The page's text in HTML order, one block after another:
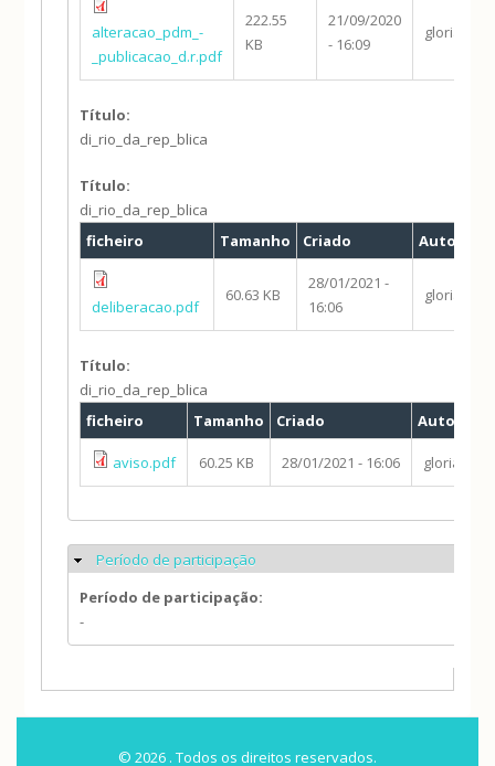
alteracao_pdm_-
_publicacao_d.r.pdf
222.55
KB
21/09/2020
- 16:09
Título:
di_rio_da_rep_blica
Título:
di_rio_da_rep_blica
ficheiro
Tamanho Criado Autor
deliberacao.pdf
60.63 KB
28/01/2021 -
16:06
Título:
di_rio_da_rep_blica
ficheiro
Tamanho Criado Autor
aviso.pdf 60.25 KB 28/01/2021 - 16:06
Ocultar
Período de participação
Período de participação:
-
© 2026 . Todos os direitos reservados.